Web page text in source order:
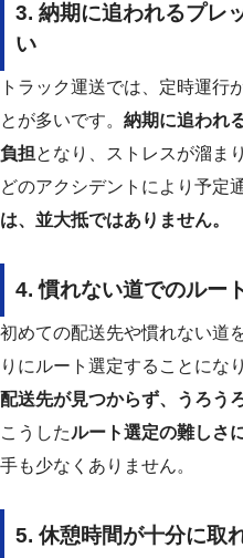
3. 納期に追われるプレ
い
トラック運送では、定時運行
とが多いです。 納期に追われ
負担となり、ストレスが溜ま
どのアクシデントにより予定
は、並大抵ではありません。
4. 慣れない道でのルー
初めての配送先や慣れない道
りにルート選定することにな
配送先が見つからず、うろう
こうしたルート選定の難しさ
手も少なくありません。
5. 休憩時間が十分に取